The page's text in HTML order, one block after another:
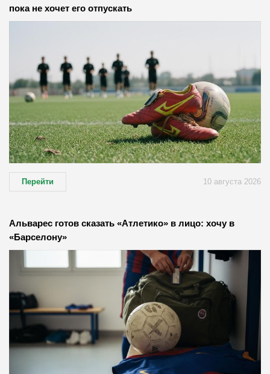
пока не хочет его отпускать
Перейти 10 августа 2026
Альварес готов сказать «Атлетико» в лицо: хочу в
«Барселону»